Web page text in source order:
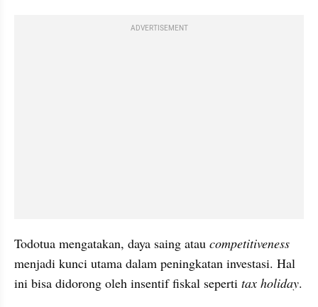
ADVERTISEMENT
Todotua mengatakan, daya saing atau competitiveness
menjadi kunci utama dalam peningkatan investasi. Hal
ini bisa didorong oleh insentif fiskal seperti tax holiday.